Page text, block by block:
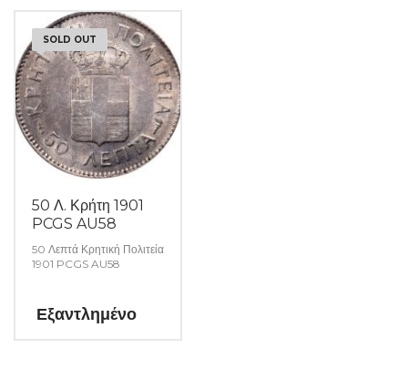
SOLD OUT
50 Λ. Κρήτη 1901
PCGS AU58
50 Λεπτά Κρητική Πολιτεία
1901 PCGS AU58
Εξαντλημένο